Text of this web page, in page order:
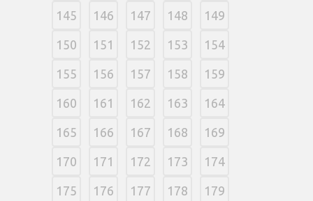
145 146 147 148 149
150 151 152 153 154
155 156 157 158 159
160 161 162 163 164
165 166 167 168 169
170 171 172 173 174
175 176 177 178 179